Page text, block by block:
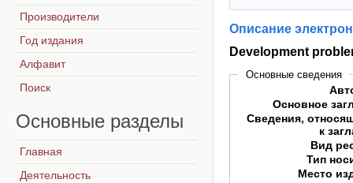
Описание
Development
Основные сведения
Основное
Сведения,
к
Вид
Тип
Место
Производители
Год издания
Алфавит
Поиск
Основные разделы
Главная
Деятельность